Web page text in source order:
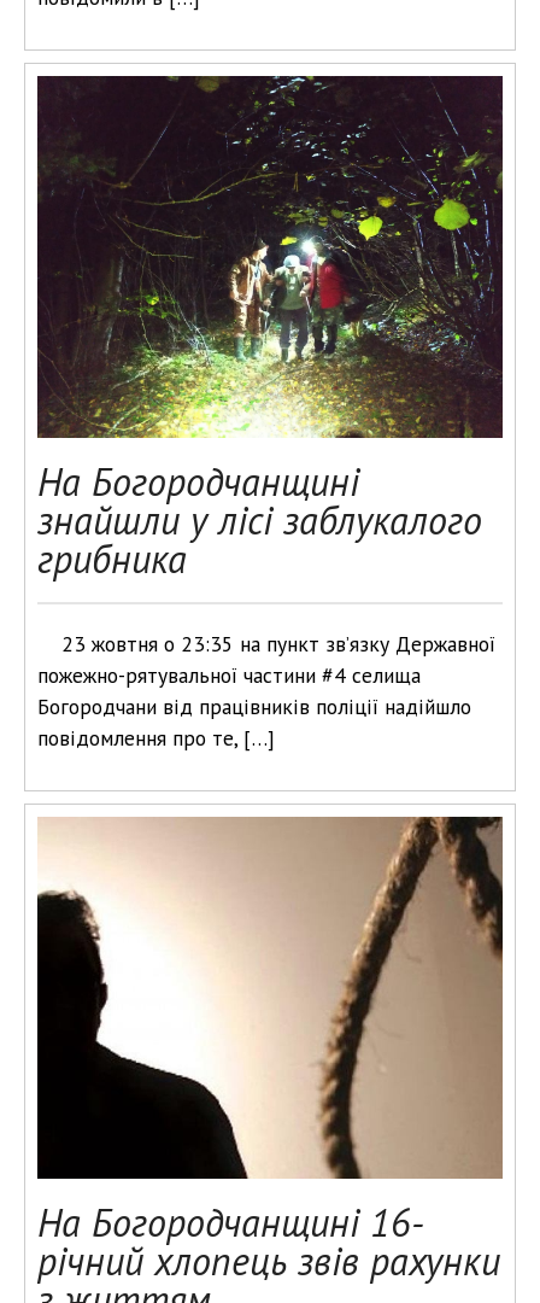
На Богородчанщині
знайшли у лісі заблукалого
грибника
23 жовтня о 23:35 на пункт зв’язку Державної
пожежно-рятувальної частини #4 селища
Богородчани від працівників поліції надійшло
повідомлення про те, […]
На Богородчанщині 16-
річний хлопець звів рахунки